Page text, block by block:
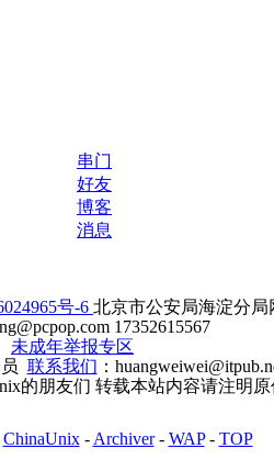
串门
好友
博客
消息
号-6 北京市公安局海淀分局
17352615567
未成年举报专区
联系我们 ：
的朋友们 转载本站内容请注明
ChinaUnix- Archiver- WAP- TOP